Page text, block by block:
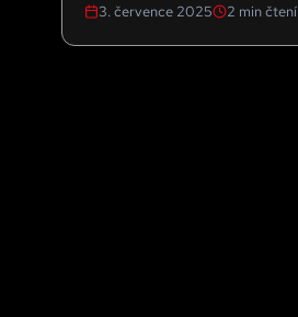
3. července 2025 2 min čtení